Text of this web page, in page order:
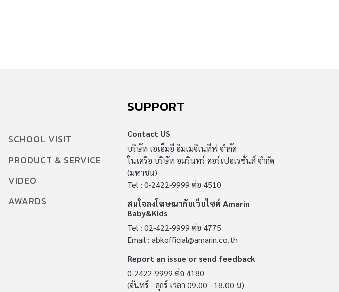
SCHOOL VISIT
PRODUCT & SERVICE
VIDEO
AWARDS
SUPPORT
Contact US
บริษัท เอเอ็มอี อิมเมจิเนทีฟ จำกัด
ในเครือ บริษัท อมรินทร์ คอร์เปอเรชั่นส์ จำกัด
(มหาชน)
Tel : 0-2422-9999 ต่อ 4510
สนใจลงโฆษณากับเว็บไซต์ Amarin
Baby&Kids
Tel : 02-422-9999 ต่อ 4775
Email : abkofficial@amarin.co.th
Report an issue or send feedback
0-2422-9999 ต่อ 4180
(จันทร์ - ศุกร์ เวลา 09.00 - 18.00 น)